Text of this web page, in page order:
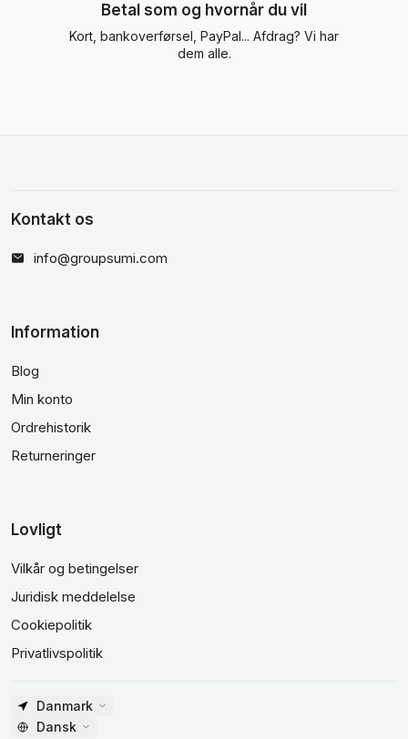
Betal som og hvornår du vil
Kort, bankoverførsel, PayPal... Afdrag? Vi har
dem alle.
Kontakt os
info@groupsumi.com
Information
Blog
Min konto
Ordrehistorik
Returneringer
Lovligt
Vilkår og betingelser
Juridisk meddelelse
Cookiepolitik
Privatlivspolitik
Danmark
Dansk